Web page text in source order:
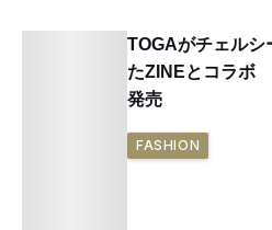
TOGAがチェルシ
たZINEとコラボ
発売
FASHION